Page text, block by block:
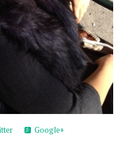
Google+